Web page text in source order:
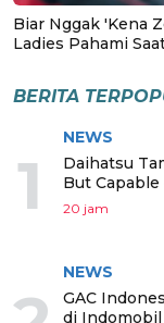
Biar Nggak 'Kena
Ladies Pahami
BERITA
1
NEWS
Daihatsu
But Capable
20 jam
NEWS
GAC
di Indomobil